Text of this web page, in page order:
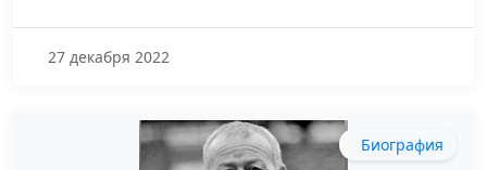
27 декабря 2022
Биография